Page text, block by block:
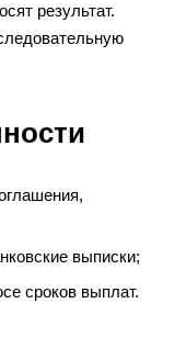
результат.
выписки;
сроков выплат.